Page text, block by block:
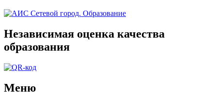
Независимая оценка качества
образования
Меню